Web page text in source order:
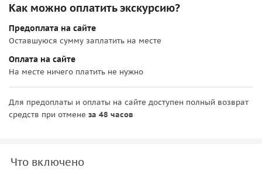
Как можно оплатить экскурсию?
Предоплата на сайте
Оставшуюся сумму заплатить на месте
Оплата на сайте
На месте ничего платить не нужно
Для предоплаты и оплаты на сайте доступен полный возврат
средств при отмене за 48 часов
Что включено